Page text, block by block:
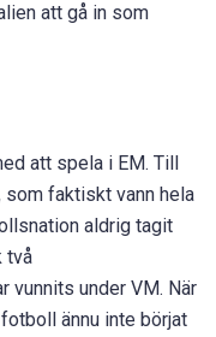
att gå in som
att spela i EM. Till
som faktiskt vann hela
aldrig tagit
två
vunnits under VM. När
ännu inte börjat